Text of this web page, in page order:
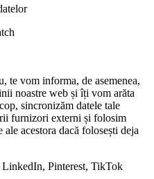
te vom informa, de asemenea,
noastre web și îți vom arăta
sincronizăm datele tale
furnizori externi și folosim
acestora dacă folosești deja
Pinterest, TikTok